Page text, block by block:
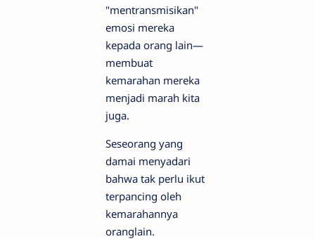
"mentransmisikan"
emosi mereka
kepada orang lain—
membuat
kemarahan mereka
menjadi marah kita
juga.
Seseorang yang
damai menyadari
bahwa tak perlu ikut
terpancing oleh
kemarahannya
oranglain.